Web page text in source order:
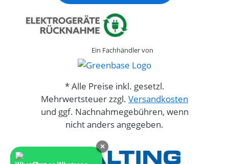
×
Ein Fachhändler von
* Alle Preise inkl. gesetzl.
Mehrwertsteuer zzgl. Versandkosten
und ggf. Nachnahmegebühren, wenn
nicht anders angegeben.